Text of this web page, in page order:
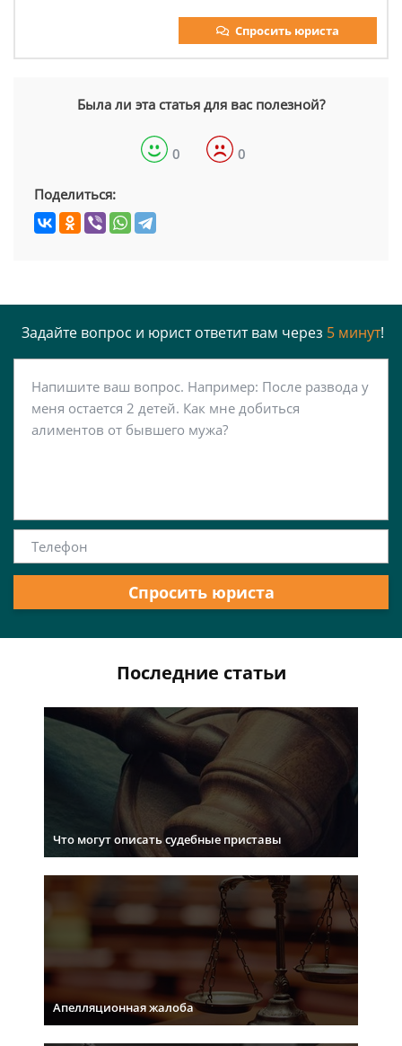
Спросить юриста
Была ли эта статья для вас полезной?
0 0
Поделиться:
Задайте вопрос и юрист ответит вам через 5 минут!
Спросить юриста
Последние статьи
Что могут описать судебные приставы
Апелляционная жалоба